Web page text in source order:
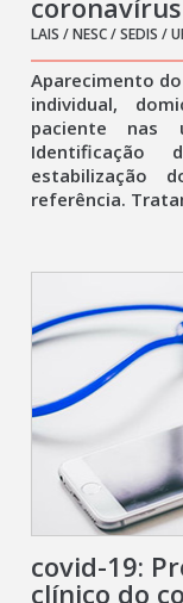
coronavírus
LAIS / NESC / SEDIS /
Aparecimento
individual,
paciente nas
estabilização
referência.
covid-19:
clínico do